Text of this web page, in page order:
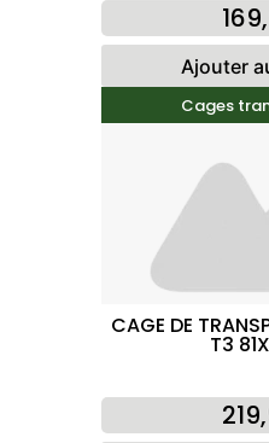
Ajouter
Cages
CAGE DE
T3